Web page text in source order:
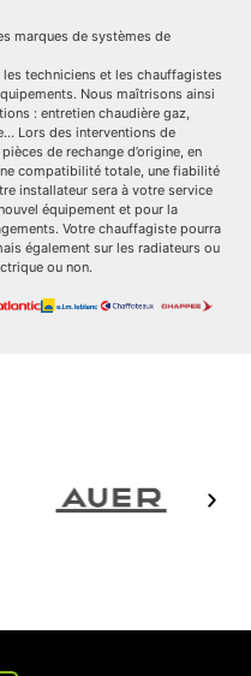
marques de systèmes de
techniciens et les chauffagistes
Nous maîtrisons ainsi
: entretien chaudière gaz,
Lors des interventions de
de rechange d’origine, en
compatibilité totale, une fiabilité
installateur sera à votre service
équipement et pour la
Votre chauffagiste pourra
également sur les radiateurs ou
ou non.